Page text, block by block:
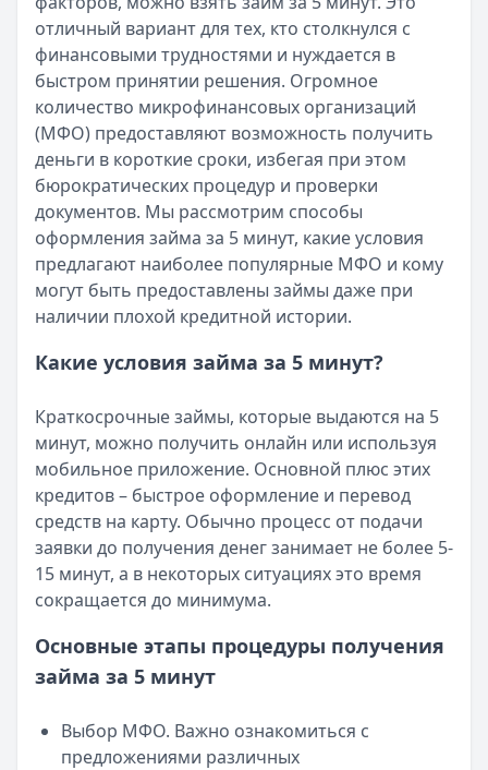
Читать новость
Срочный микрозайм 15 000 ₽ на карту: свежая
Кратко:Нужны 15 000 рублей на карту прямо сегодня?
Опубликовано:5 декабря 2025 г.
Категория:МФО
Читать новость
Рекордный рост доли клиентов МФО с iPhone: что
Кратко:В III квартале 2025 года владельцы iPhone
Опубликовано:5 декабря 2025 г.
Категория:МФО
Читать новость
57 сервисов микрозаймов через Госуслуги: где
Кратко:Авторизация через Госуслуги ускоряет
Категория: МФО
Смс о «одобренном займе» от Bigmani Ru: как
Кратко:Пришло СМС об одобрении займа от Bigmani
Опубликовано: 23 ноября 2025 г.
Категория:МФО
Читать новость
Все новости
отличный вариант для тех, кто столкнулся с
финансовыми трудностями и нуждается в
быстром принятии решения. Огромное
количество микрофинансовых организаций
(МФО) предоставляют возможность получить
деньги в короткие сроки, избегая при этом
бюрократических процедур и проверки
документов. Мы рассмотрим способы
оформления займа за 5 минут, какие условия
предлагают наиболее популярные МФО и кому
могут быть предоставлены займы даже при
наличии плохой кредитной истории.
Какие условия займа за 5 минут?
Краткосрочные займы, которые выдаются на 5
минут, можно получить онлайн или используя
мобильное приложение. Основной плюс этих
кредитов – быстрое оформление и перевод
средств на карту. Обычно процесс от подачи
заявки до получения денег занимает не более 5-
15 минут, а в некоторых ситуациях это время
сокращается до минимума.
Основные этапы процедуры получения
займа за 5 минут
Выбор МФО. Важно ознакомиться с
предложениями различных